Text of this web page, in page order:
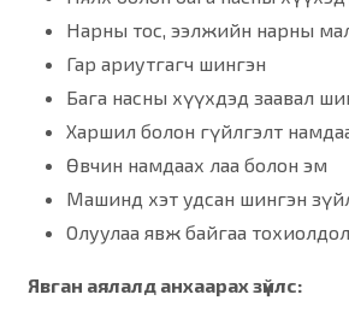
Нарны тос, ээлжийн нарны
Гар ариутгагч шингэн
Бага насны хүүхдэд заавал шинэ
Харшил болон гүйлгэлт
Өвчин намдаах лаа болон эм
Машинд хэт удсан шингэн зүйл
Олуулаа явж байгаа
Явган аялалд анхаарах зүйлс: